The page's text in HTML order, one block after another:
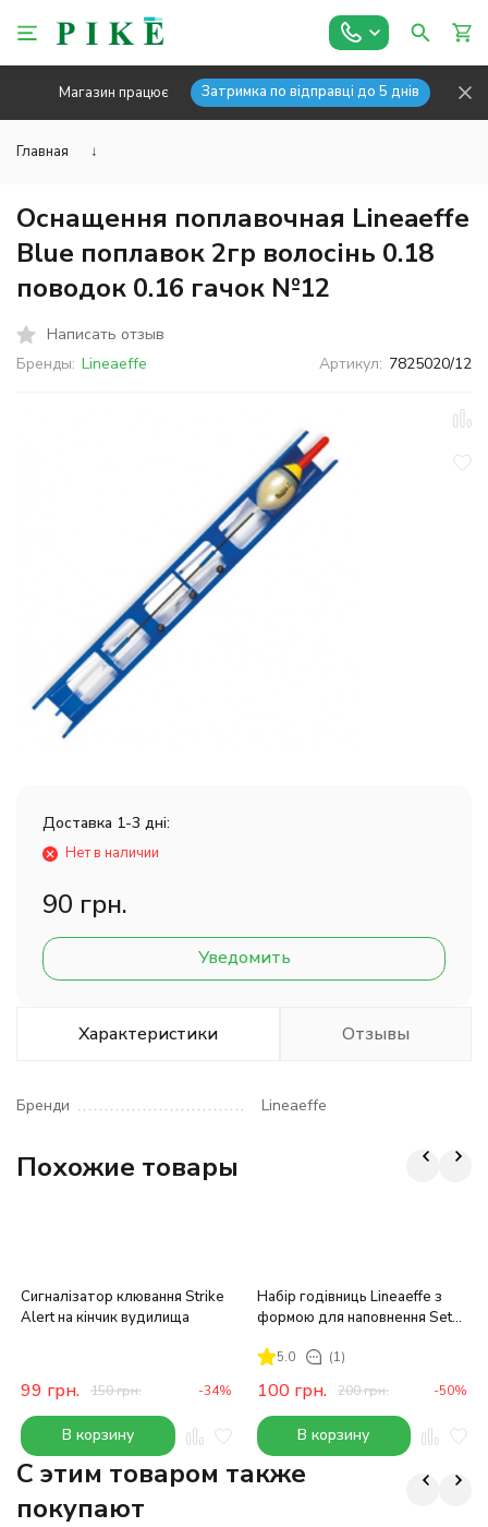
Магазин працює Затримка по відправці до 5 днів
Главная ↓
Оснащення поплавочная Lineaeffe
Blue поплавок 2гр волосінь 0.18
поводок 0.16 гачок №12
Написать отзыв
Бренды: Lineaeffe Артикул: 7825020/12
Доставка 1-3 дні:
Нет в наличии
90 грн.
Уведомить
Характеристики Отзывы
Бренди Lineaeffe
Похожие товары
Сигналізатор клювання Strike
Alert на кінчик вудилища
99 грн. 150грн. -34%
В корзину
Набір годівниць Lineaeffe з
формою для наповнення Set
5.0 (1)
100 грн. 200грн. -50%
В корзину
C этим товаром также
покупают